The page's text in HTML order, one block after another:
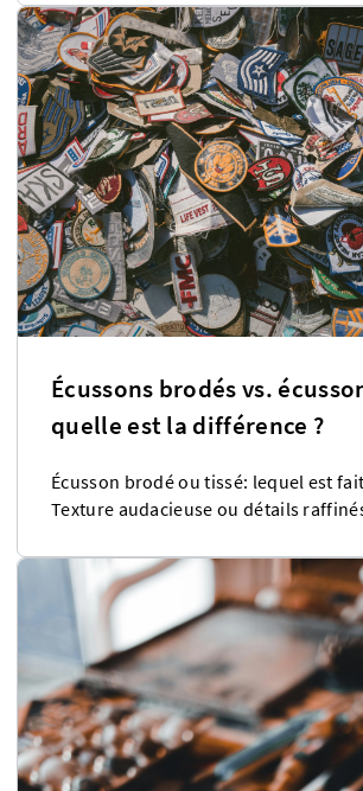
Écussons brodés vs.
quelle est la différence ?
Écusson brodé ou tissé: lequel est
Texture audacieuse ou détails